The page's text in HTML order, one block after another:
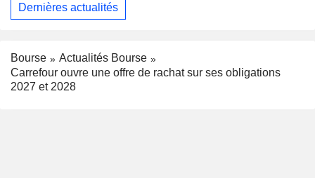
Dernières actualités
Bourse
Actualités Bourse
Carrefour ouvre une offre de rachat sur ses obligations
2027 et 2028